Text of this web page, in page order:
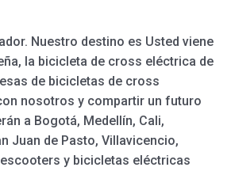
Nuestro destino es Usted viene
la bicicleta de cross eléctrica de
de bicicletas de cross
nosotros y compartir un futuro
a Bogotá, Medellín, Cali,
Juan de Pasto, Villavicencio,
escooters y bicicletas eléctricas